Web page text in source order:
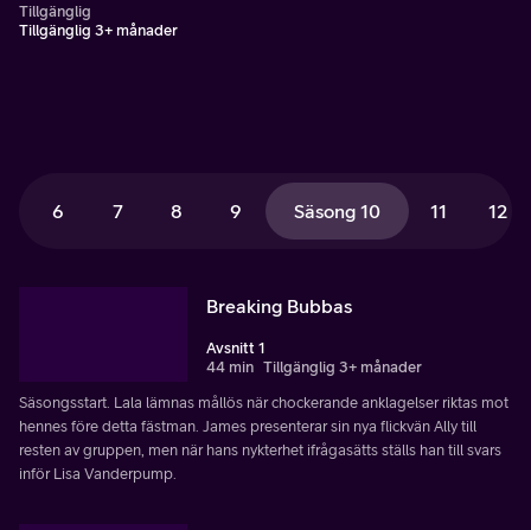
Tillgänglig
Tillgänglig 3+ månader
6 7 8 9 Säsong 10 11 12
Breaking Bubbas
Avsnitt 1
44 min Tillgänglig 3+ månader
Säsongsstart. Lala lämnas mållös när chockerande anklagelser riktas mot
hennes före detta fästman. James presenterar sin nya flickvän Ally till
resten av gruppen, men när hans nykterhet ifrågasätts ställs han till svars
inför Lisa Vanderpump.